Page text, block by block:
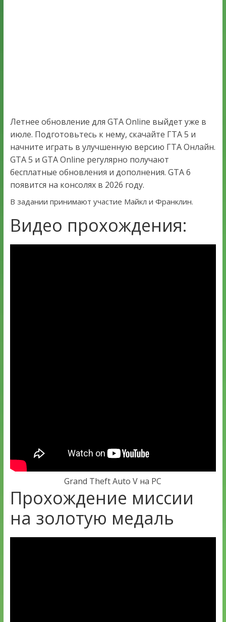
Летнее обновление для GTA Online выйдет уже в
июле. Подготовьтесь к нему, скачайте ГТА 5 и
начните играть в улучшенную версию ГТА Онлайн.
GTA 5 и GTA Online регулярно получают
бесплатные обновления и дополнения. GTA 6
появится на консолях в 2026 году.
В задании принимают участие Майкл и Франклин.
Видео прохождения:
Grand Theft Auto V на PC
Прохождение миссии
на золотую медаль